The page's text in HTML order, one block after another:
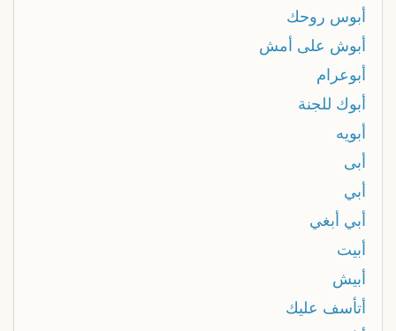
أبوس روحك
أبوش على أمش
أبوعرام
أبوك للجنة
أبويه
أبى
أبي
أبي أبغي
أبيت
أبيش
أتأسف عليك